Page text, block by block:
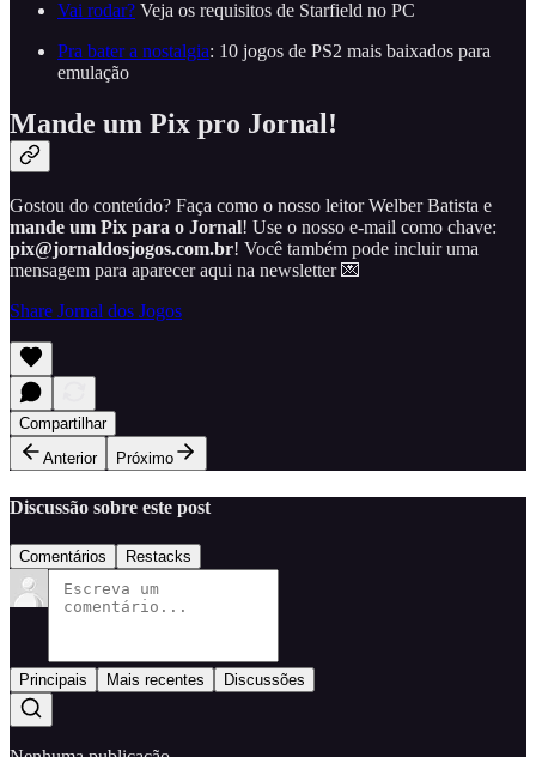
Vai rodar? Veja os requisitos de Starfield no PC
Pra bater a nostalgia: 10 jogos de PS2 mais baixados para
emulação
Mande um Pix pro Jornal!
Gostou do conteúdo? Faça como o nosso leitor Welber Batista e
mande um Pix para o Jornal! Use o nosso e-mail como chave:
pix@jornaldosjogos.com.br! Você também pode incluir uma
mensagem para aparecer aqui na newsletter 💌
Share Jornal dos Jogos
Compartilhar
Anterior
Próximo
Discussão sobre este post
Comentários Restacks
Principais Mais recentes Discussões